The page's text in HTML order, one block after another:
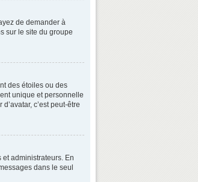
de demander à
sur le site du groupe
des étoiles ou des
unique et personnelle
c’est peut-être
administrateurs. En
dans le seul